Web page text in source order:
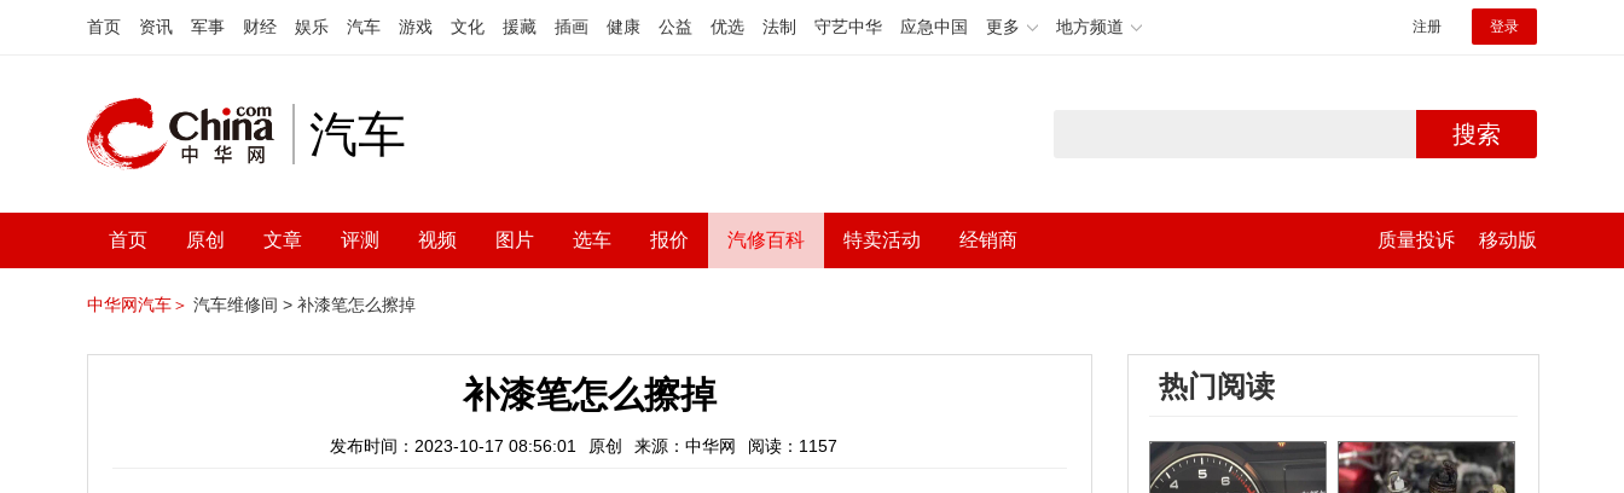
首页 资讯 军事 财经 娱乐 汽车 游戏 文化 援藏 插画 健康 公益 优选 法制 守艺中华 应急中国 更多 地方频道 注册 登录
汽车 搜索
首页 原创 文章 评测 视频 图片 选车 报价 汽修百科 特卖活动 经销商 质量投诉 移动版
中华网汽车＞ 汽车维修间 > 补漆笔怎么擦掉
补漆笔怎么擦掉
发布时间：2023-10-17 08:56:01 原创 来源：中华网 阅读：1157
热门阅读